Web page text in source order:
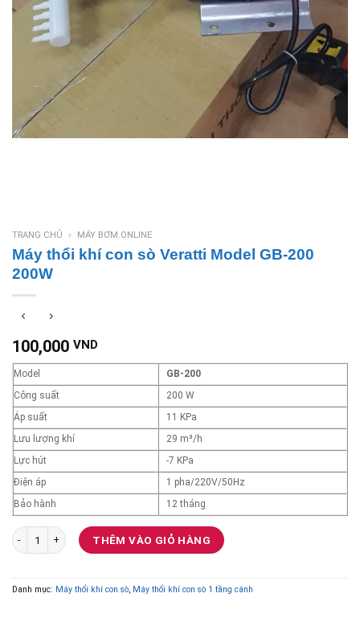
TRANG CHỦ » MÁY BƠM.ONLINE
Máy thổi khí con sò Veratti Model GB-200
200W
100,000 VND
Model
GB-200
Công suất
200 W
Áp suất
11 KPa
Lưu lượng khí
29 m³/h
Lực hút
-7 KPa
Điện áp
1 pha/220V/50Hz
Bảo hành
12 tháng
Máy thổi khí con sò Veratti Model GB-200 200W số lượng
THÊM VÀO GIỎ HÀNG
Danh mục: Máy thổi khí con sò, Máy thổi khí con sò 1 tầng cánh